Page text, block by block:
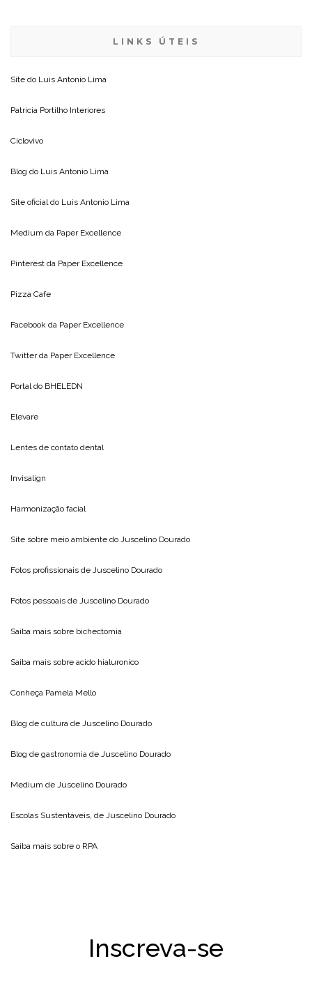
LINKS ÚTEIS
Site do Luis Antonio Lima
Patricia Portilho Interiores
Ciclovivo
Blog do Luis Antonio Lima
Site oficial do Luis Antonio Lima
Medium da Paper Excellence
Pinterest da Paper Excellence
Pizza Cafe
Facebook da Paper Excellence
Twitter da Paper Excellence
Portal do BHELEDN
Elevare
Lentes de contato dental
Invisalign
Harmonização facial
Site sobre meio ambiente do Juscelino Dourado
Fotos profissionais de Juscelino Dourado
Fotos pessoais de Juscelino Dourado
Saiba mais sobre bichectomia
Saiba mais sobre acido hialuronico
Conheça Pamela Mello
Blog de cultura de Juscelino Dourado
Blog de gastronomia de Juscelino Dourado
Medium de Juscelino Dourado
Escolas Sustentáveis, de Juscelino Dourado
Saiba mais sobre o RPA
Inscreva-se